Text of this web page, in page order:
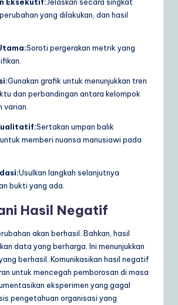
yang dilakukan, dan hasil
Soroti pergerakan metrik yang
Gunakan grafik untuk menunjukkan tren
dan perbandingan antara kelompok
varian.
Sertakan umpan balik
memberi nuansa manusiawi pada
Usulkan langkah selanjutnya
bukti yang ada.
Hasil Negatif
akan berhasil. Bahkan, hasil
data yang berharga. Ini menunjukkan
berhasil. Komunikasikan hasil negatif
untuk mencegah pemborosan di masa
eksperimen yang gagal
pengetahuan organisasi yang